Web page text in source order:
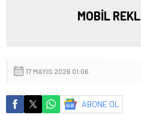
MOBİL
17 MAYIS 2026 01:06
ABONE OL